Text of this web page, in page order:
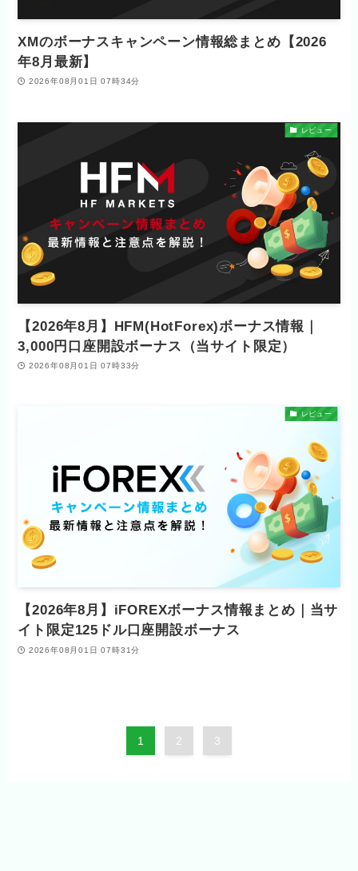
XMのボーナスキャンペーン情報総まとめ【2026
年8月最新】
2026年08月01日 07時34分
レビュー
【2026年8月】HFM(HotForex)ボーナス情報｜
3,000円口座開設ボーナス（当サイト限定）
2026年08月01日 07時33分
レビュー
【2026年8月】iFOREXボーナス情報まとめ｜当サ
イト限定125ドル口座開設ボーナス
2026年08月01日 07時31分
1 2 3